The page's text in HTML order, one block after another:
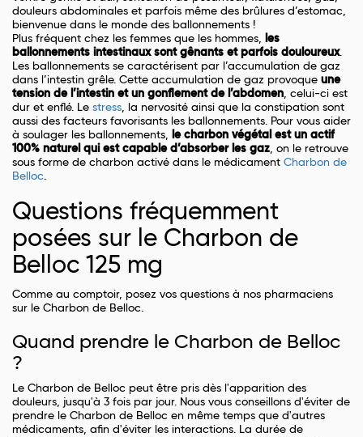
douleurs abdominales et parfois même des brûlures d’estomac,
bienvenue dans le monde des ballonnements !
Plus fréquent chez les femmes que les hommes, les
ballonnements intestinaux sont gênants et parfois douloureux.
Les ballonnements se caractérisent par l’accumulation de gaz
dans l’intestin grêle. Cette accumulation de gaz provoque une
tension de l’intestin et un gonflement de l’abdomen, celui-ci est
dur et enflé. Le stress, la nervosité ainsi que la constipation sont
aussi des facteurs favorisants les ballonnements. Pour vous aider
à soulager les ballonnements, le charbon végétal est un actif
100% naturel qui est capable d’absorber les gaz, on le retrouve
sous forme de charbon activé dans le médicament Charbon de
Belloc.
Questions fréquemment
posées sur le Charbon de
Belloc 125 mg
Comme au comptoir, posez vos questions à nos pharmaciens
sur le Charbon de Belloc.
Quand prendre le Charbon de Belloc
?
Le Charbon de Belloc peut être pris dès l'apparition des
douleurs, jusqu'à 3 fois par jour. Nous vous conseillons d'éviter de
prendre le Charbon de Belloc en même temps que d'autres
médicaments, afin d'éviter les interactions. La durée de